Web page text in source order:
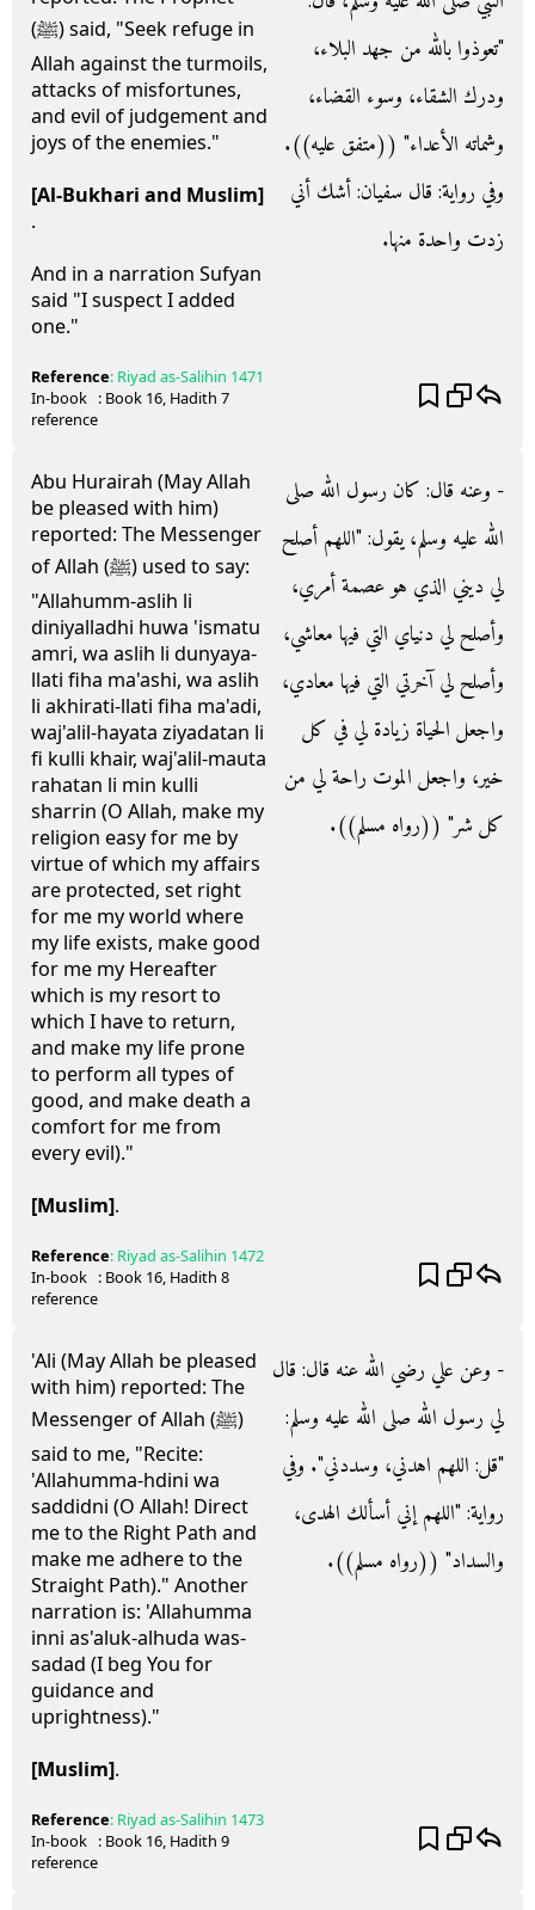
(ﷺ) said, "Seek refuge in
Allah against the turmoils,
attacks of misfortunes,
and evil of judgement and
joys of the enemies."
[Al-Bukhari and Muslim]
.
And in a narration Sufyan
said "I suspect I added
one."
‏"‏تعوذوا بالله من جهد البلاء،
ودرك الشقاء، وسوء القضاء،
وشماته الأعداء‏"‏ ‏(‏‏(‏متفق عليه‏)‏‏)‏‏.‏
وفي رواية‏:‏ قال سفيان‏:‏ أشك أني
زدت واحدة منها‏.‏
Reference: Riyad as-Salihin 1471
In-book
reference
: Book 16, Hadith 7
Abu Hurairah (May Allah
be pleased with him)
reported: The Messenger
of Allah (ﷺ) used to say:
"Allahumm-aslih li
diniyalladhi huwa 'ismatu
amri, wa aslih li dunyaya-
llati fiha ma'ashi, wa aslih
li akhirati-llati fiha ma'adi,
waj'alil-hayata ziyadatan li
fi kulli khair, waj'alil-mauta
rahatan li min kulli
sharrin (O Allah, make my
religion easy for me by
virtue of which my affairs
are protected, set right
for me my world where
my life exists, make good
for me my Hereafter
which is my resort to
which I have to return,
and make my life prone
to perform all types of
good, and make death a
comfort for me from
every evil)."
[Muslim].
- وعنه قال‏:‏ كان رسول الله صلى
الله عليه وسلم، يقول‏:‏ ‏"‏اللهم أصلح
لي ديني الذي هو عصمة أمري،
وأصلح لي دنياي التي فيها معاشي،
وأصلح لي آخرتي التي فيها معادي،
واجعل الحياة زيادة لي في كل
خير، واجعل الموت راحة لي من
كل شر‏"‏ ‏(‏‏(‏رواه مسلم‏)‏‏)‏‏.‏
Reference: Riyad as-Salihin 1472
In-book
reference
: Book 16, Hadith 8
'Ali (May Allah be pleased
with him) reported: The
Messenger of Allah (ﷺ)
said to me, "Recite:
'Allahumma-hdini wa
saddidni (O Allah! Direct
me to the Right Path and
make me adhere to the
Straight Path)." Another
narration is: 'Allahumma
inni as'aluk-alhuda was-
sadad (I beg You for
guidance and
uprightness)."
[Muslim].
- وعن علي رضي الله عنه قال‏:‏ قال
لي رسول الله صلى الله عليه وسلم‏:‏
‏"‏قل‏:‏ اللهم اهدني، وسددني‏"‏‏.‏ وفي
رواية‏:‏ ‏"‏اللهم إني أسألك الهدى،
والسداد‏"‏ ‏(‏‏(‏رواه مسلم‏)‏‏)‏‏.‏
Reference: Riyad as-Salihin 1473
In-book
reference
: Book 16, Hadith 9